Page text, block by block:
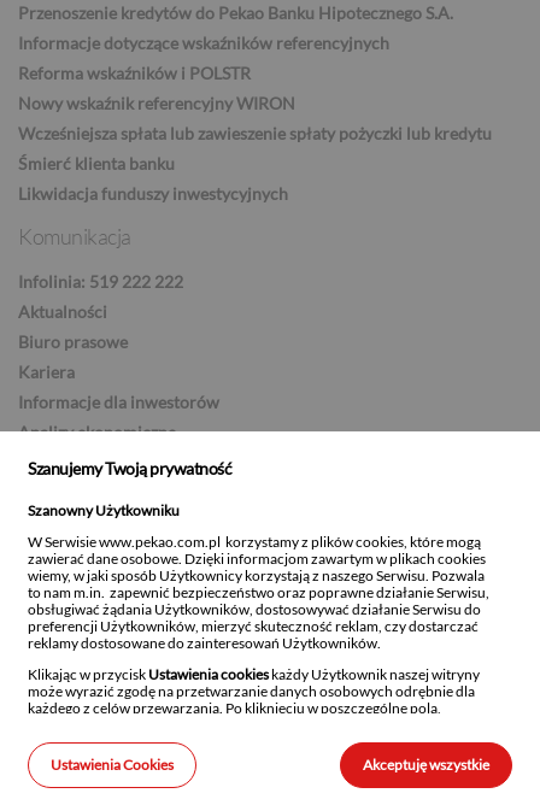
Przenoszenie kredytów do Pekao Banku Hipotecznego S.A.
Informacje dotyczące wskaźników referencyjnych
Reforma wskaźników i POLSTR
Nowy wskaźnik referencyjny WIRON
Wcześniejsza spłata lub zawieszenie spłaty pożyczki lub kredytu
Śmierć klienta banku
Likwidacja funduszy inwestycyjnych
Komunikacja
Infolinia: 519 222 222
Aktualności
Biuro prasowe
Kariera
Informacje dla inwestorów
Analizy ekonomiczne
Serwis ESG
Strefa dostawcy
Ustawienia newslettera
Bank Polska Kasa Opieki Spółka Akcyjna z siedzibą w Warszawie, ul. Żubra 1, 01-066
Warszawa, wpisany do rejestru przedsiębiorców w Sądzie Rejonowym dla m.st.
Warszawy w Warszawie, XIII Wydział Gospodarczy Krajowego Rejestru Sądowego,
KRS: 0000014843, NIP: 526-00-06-841, REGON: 000010205, wysokość kapitału
zakładowego i kapitału wpłaconego: 262 470 034 zł.
Kod IBAN 1240
© 2026 Bank Polska Kasa Opieki Spółka Akcyjna
Szanujemy Twoją prywatność
Szanowny Użytkowniku
W Serwisie www.pekao.com.pl korzystamy z plików cookies, które mogą
zawierać dane osobowe. Dzięki informacjom zawartym w plikach cookies
wiemy, w jaki sposób Użytkownicy korzystają z naszego Serwisu. Pozwala
to nam m.in. zapewnić bezpieczeństwo oraz poprawne działanie Serwisu,
obsługiwać żądania Użytkowników, dostosowywać działanie Serwisu do
preferencji Użytkowników, mierzyć skuteczność reklam, czy dostarczać
reklamy dostosowane do zainteresowań Użytkowników.
Klikając w przycisk Ustawienia cookieskażdy Użytkownik naszej witryny
może wyrazić zgodę na przetwarzanie danych osobowych odrębnie dla
każdego z celów przewarzania. Po kliknięciu w poszczególne pola,
celu przetwarzania oraz stosowanych technologii.
Szanujemy również prawo każdego Użytkownika do decydowania, czy
w jego urządzeniach końcowych mogą być instalowane i następnie
Ustawienia Cookies Akceptuję wszystkie